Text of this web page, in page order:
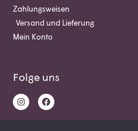
Zahlungsweisen
Versand und Lieferung
Mein Konto
Folge uns